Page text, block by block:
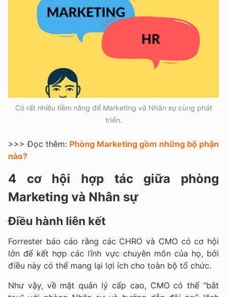
Có rất nhiều tiềm năng để Marketing và Nhân sự cùng phát
triển.
>>> Đọc thêm: Phòng Marketing gồm những bộ phận
nào?
4 cơ hội hợp tác giữa phòng
Marketing và Nhân sự
Điều hành liên kết
Forrester báo cáo rằng các CHRO và CMO có cơ hội
lớn để kết hợp các lĩnh vực chuyên môn của họ, bởi
điều này có thể mang lại lợi ích cho toàn bộ tổ chức.
Như vậy, về mặt quản lý cấp cao, CMO có thể “bắt